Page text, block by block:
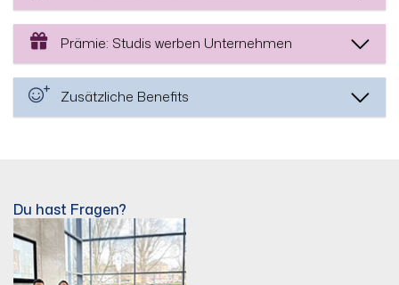
Prämie: Studis werben Unternehmen
Zusätzliche Benefits
Du hast Fragen?